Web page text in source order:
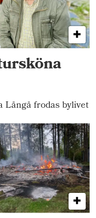
Långå frodas bylivet